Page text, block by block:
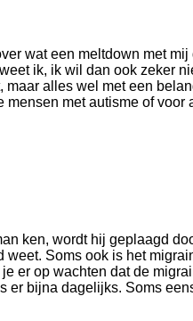
wat een meltdown met
ik, ik wil dan ook zeker
alles wel met een
met autisme of voor
ken, wordt hij geplaagd
Soms ook is het
er op wachten dat de
er bijna dagelijks. Soms